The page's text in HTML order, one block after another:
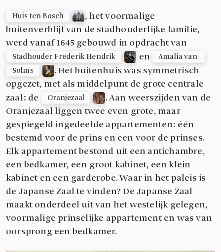
Huis ten Bosch
, het voormalige
buitenverblijf van de stadhouderlijke familie,
werd vanaf 1645 gebouwd in opdracht van
Stadhouder Frederik Hendrik en
Amalia van
Solms
. Het buitenhuis was symmetrisch
opgezet, met als middelpunt de grote centrale
zaal: de
Oranjezaal
. Aan weerszijden van de
Oranjezaal liggen twee even grote, maar
gespiegeld ingedeelde appartementen: één
bestemd voor de prins en een voor de prinses.
Elk appartement bestond uit een antichambre,
een bedkamer, een groot kabinet, een klein
kabinet en een garderobe. Waar in het paleis is
de Japanse Zaal te vinden? De Japanse Zaal
maakt onderdeel uit van het westelijk gelegen,
voormalige prinselijke appartement en was van
oorsprong een bedkamer.